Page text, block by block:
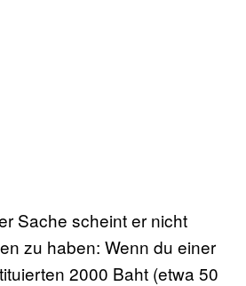
Sache scheint er nicht
zu haben: Wenn du einer
2000 Baht (etwa 50